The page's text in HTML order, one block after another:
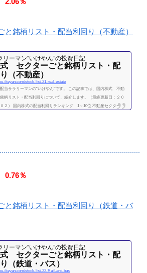
銘柄リスト・配当利回り（不動産）
リーマン“いけやん”の投資日記
式 セクターごと銘柄リスト・配
（不動産）
ikeyan.com/stock-list-21-real-estate
当サラリーマンの“いけやん”です。 この記事では、国内株式 不動
柄リスト・配当利回りについて、紹介します。（最終更新日：２０
０２） 国内株式の配当利回りランキング 1～10位 不動産セクター
0.76％
銘柄リスト・配当利回り（鉄道・バ
リーマン“いけやん”の投資日記
式 セクターごと銘柄リスト・配
（鉄道・バス）
ikeyan.com/stock-list-22-Rail-and-bus